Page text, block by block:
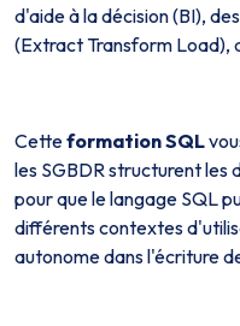
d'aide à la décision (BI),
(Extract Transform Load),
Cetteformation SQL
les SGBDR structurent les
pour que le langage SQL
différents contextes
autonome dans l'écriture